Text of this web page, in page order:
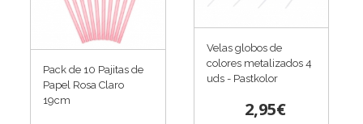
Pack de 10 Pajitas de
Papel Rosa Claro
19cm
Velas globos de
colores metalizados 4
uds - Pastkolor
2,95€